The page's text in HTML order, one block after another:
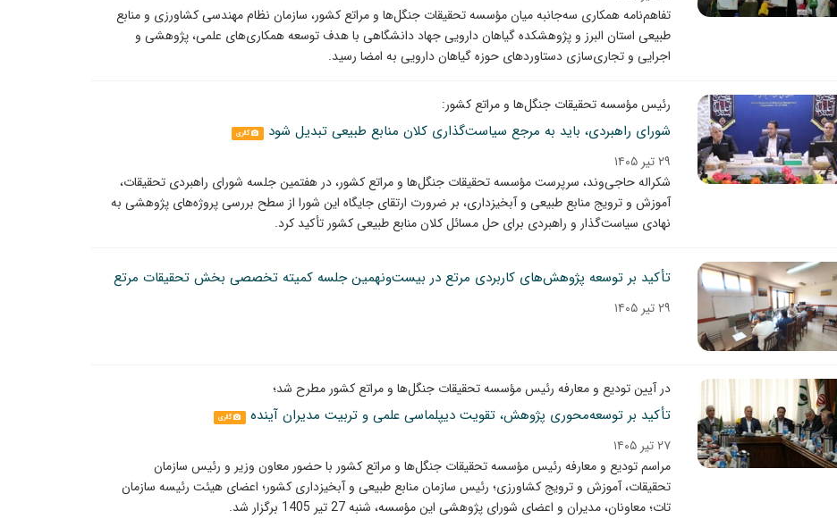
تفاهم‌نامه همکاری سه‌جانبه میان مؤسسه تحقیقات جنگل‌ها و مراتع کشور، سازمان نظام مهندسی کشاورزی و منابع
طبیعی استان البرز و پژوهشکده گیاهان دارویی جهاد دانشگاهی با هدف توسعه همکاری‌های علمی، پژوهشی و
اجرایی و تجاری‌سازی دستاوردهای حوزه گیاهان دارویی به امضا رسید.
رئیس مؤسسه تحقیقات جنگل‌ها و مراتع کشور:
شورای راهبردی، باید به مرجع سیاست‌گذاری کلان منابع طبیعی تبدیل شود گالری
۲۹ تیر ۱۴۰۵
شکراله حاجی‌وند، سرپرست مؤسسه تحقیقات جنگل‌ها و مراتع کشور، در هفتمین جلسه شورای راهبردی تحقیقات،
آموزش و ترویج منابع طبیعی و آبخیزداری، بر ضرورت ارتقای جایگاه این شورا از سطح بررسی پروژه‌های پژوهشی به
نهادی سیاست‌گذار و راهبردی برای حل مسائل کلان منابع طبیعی کشور تأکید کرد.
تأکید بر توسعه پژوهش‌های کاربردی مرتع در بیست‌ونهمین جلسه کمیته تخصصی بخش تحقیقات مرتع
۲۹ تیر ۱۴۰۵
در آیین تودیع و معارفه رئیس مؤسسه تحقیقات جنگل‌ها و مراتع کشور مطرح شد؛
تأکید بر توسعه‌محوری پژوهش، تقویت دیپلماسی علمی و تربیت مدیران آینده گالری
۲۷ تیر ۱۴۰۵
مراسم تودیع و معارفه رئیس مؤسسه تحقیقات جنگل‌ها و مراتع کشور با حضور معاون وزیر و رئیس سازمان
تحقیقات، آموزش و ترویج کشاورزی؛ رئیس سازمان منابع طبیعی و آبخیزداری کشور؛ اعضای هیئت رئیسه سازمان
تات؛ معاونان، مدیران و اعضای شورای پژوهشی این مؤسسه، شنبه 27 تیر 1405 برگزار شد.